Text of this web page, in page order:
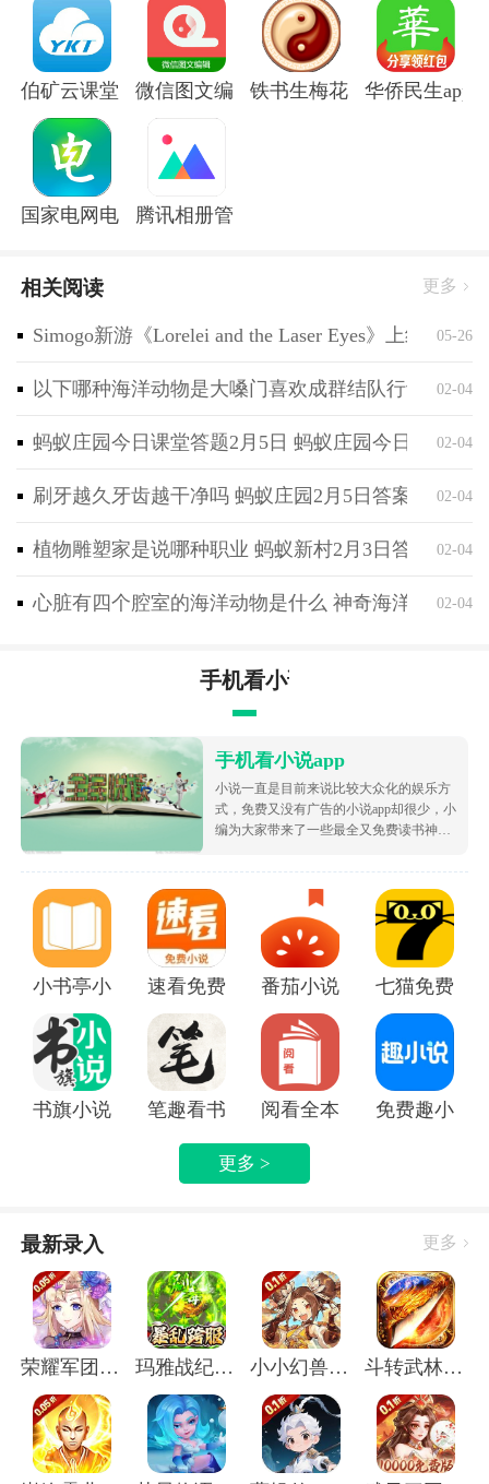
跟着手机演奏慢慢学
- 高仿真钢琴键盘：左/右滑动显示钢琴键盘的全88个
键，模拟真实钢琴;
- 高品质音色、音效：钢琴音接近真正的三角钢琴，给
你优美的钢琴音效体验。
软件特色
- 每天20分钟,轻松学钢琴
- 学练结合, 开发左右脑智力
奖项与荣誉
“最佳平板电脑游戏” GameIS
“金奖应用” Apps for Homeschooling
“EMI创意挑战奖”
伯矿云课堂手机版微信图文编辑大师软件
铁书生梅花app华侨民生app
国家电网电e宝官方版腾讯相册管家app
相关阅读 更多
Simogo新游《Lorelei and the Laser Eyes》上线 05-26
以下哪种海洋动物是大嗓门喜欢成群结队行动 神奇
02-04
蚂蚁庄园今日课堂答题2月5日 蚂蚁庄园今日课堂答
02-04
刷牙越久牙齿越干净吗 蚂蚁庄园2月5日答案最新02-04
植物雕塑家是说哪种职业 蚂蚁新村2月3日答案最新
02-04
心脏有四个腔室的海洋动物是什么 神奇海洋2月4日
02-04
手机看小说app
手机看小说app
小说一直是目前来说比较大众化的娱乐方
式，免费又没有广告的小说app却很少，小
编为大家带来了一些最全又免费读书神
小说资源，都很根据市场受欢迎的热度为
大家排序的哦，致力于带给大家好用的追
书软件！
小书亭小说 速看免费小说app番茄小说免费版下载安装
七猫免费阅
书旗小说APP笔趣看书小说app阅看全本免费小说APP
免费趣小说
更多 >
最新录入 更多
荣耀军团(0.05折主宰天命) 玛雅战纪(屠魔沉默专属) 小小幻兽录(虎踞中原0.1折) 斗转武林(圣金专属单职业)